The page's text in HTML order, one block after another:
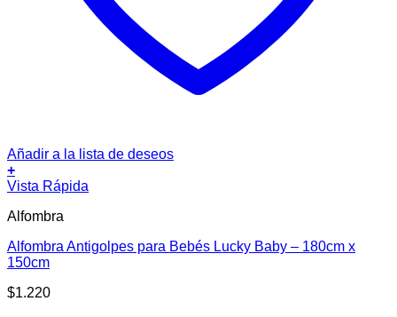
Añadir a la lista de deseos
+
Vista Rápida
Alfombra
Alfombra Antigolpes para Bebés Lucky Baby – 180cm x
150cm
$1.220